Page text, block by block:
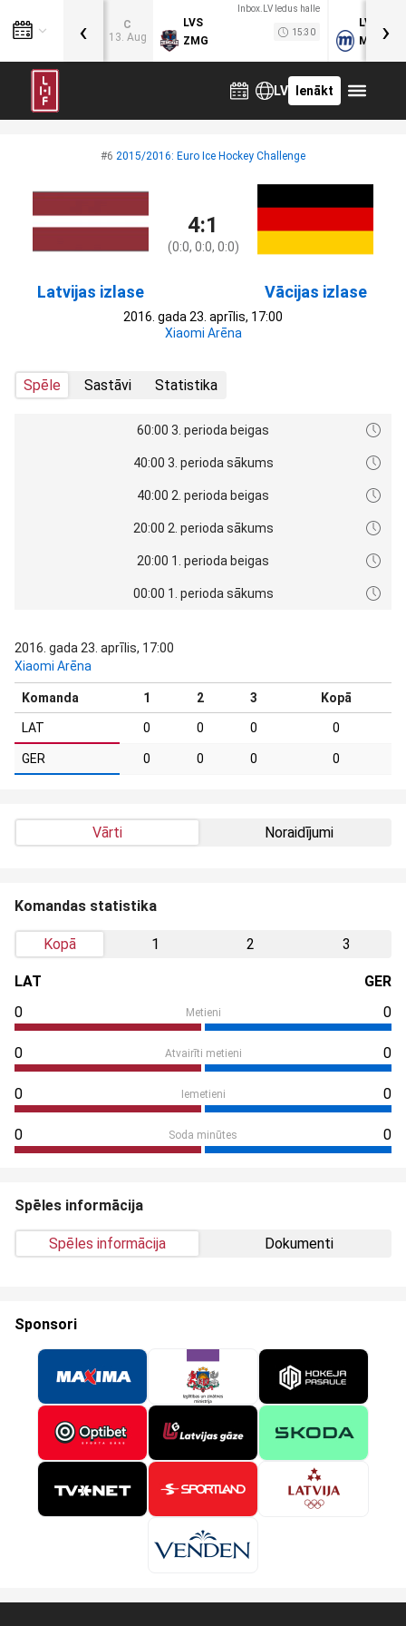
C
13. Aug
Inbox.LV ledus halle
LVS
ZMG
15:30
LVB
MOG
‹ ›
LV Ienākt
#6 2015/2016: Euro Ice Hockey Challenge
Latvijas izlase
4:1
(0:0, 0:0, 0:0)
Vācijas izlase
2016. gada 23. aprīlis, 17:00
Xiaomi Arēna
Spēle Sastāvi Statistika
60:00 3. perioda beigas
40:00 3. perioda sākums
40:00 2. perioda beigas
20:00 2. perioda sākums
20:00 1. perioda beigas
00:00 1. perioda sākums
2016. gada 23. aprīlis, 17:00
Xiaomi Arēna
Komanda 1 2 3 Kopā
LAT 0 0 0 0
GER 0 0 0 0
Vārti Noraidījumi
Komandas statistika
Kopā 1 2 3
LAT
GER
0
Metieni 0
0 Atvairīti metieni 0
0 Iemetieni 0
0 Soda minūtes 0
Spēles informācija
Spēles informācija Dokumenti
Sponsori